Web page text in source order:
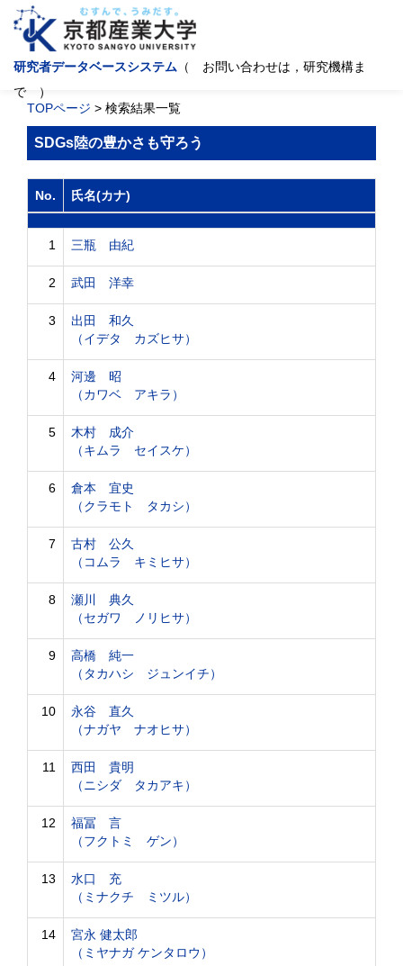
研究者データベースシステム （ お問い合わせは，研究機構ま
で ）
TOPページ > 検索結果一覧
SDGs陸の豊かさも守ろう
No. 氏名(カナ)
1 三瓶 由紀
2 武田 洋幸
3
出田 和久
（イデタ カズヒサ）
4
河邊 昭
（カワベ アキラ）
5
木村 成介
（キムラ セイスケ）
6
倉本 宜史
（クラモト タカシ）
7
古村 公久
（コムラ キミヒサ）
8
瀬川 典久
（セガワ ノリヒサ）
9
高橋 純一
（タカハシ ジュンイチ）
10
永谷 直久
（ナガヤ ナオヒサ）
11
西田 貴明
（ニシダ タカアキ）
12
福冨 言
（フクトミ ゲン）
13
水口 充
（ミナクチ ミツル）
14
宮永 健太郎
（ミヤナガ ケンタロウ）